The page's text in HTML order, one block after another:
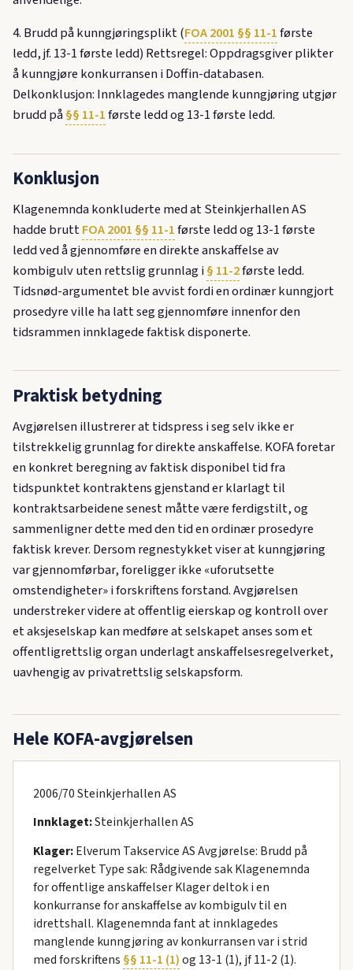
4. Brudd på kunngjøringsplikt (FOA 2001 §§ 11-1første
ledd, jf. 13-1 første ledd) Rettsregel: Oppdragsgiver plikter
å kunngjøre konkurransen i Doffin-databasen.
Delkonklusjon: Innklagedes manglende kunngjøring utgjør
brudd på§§ 11-1første ledd og 13-1 første ledd.
Konklusjon
Klagenemnda konkluderte med at Steinkjerhallen AS
hadde bruttFOA 2001 §§ 11-1første ledd og 13-1 første
ledd ved å gjennomføre en direkte anskaffelse av
kombigulv uten rettslig grunnlag i§ 11-2første ledd.
Tidsnød-argumentet ble avvist fordi en ordinær kunngjort
prosedyre ville ha latt seg gjennomføre innenfor den
tidsrammen innklagede faktisk disponerte.
Praktisk betydning
Avgjørelsen illustrerer at tidspress i seg selv ikke er
tilstrekkelig grunnlag for direkte anskaffelse. KOFA foretar
en konkret beregning av faktisk disponibel tid fra
tidspunktet kontraktens gjenstand er klarlagt til
kontraktsarbeidene senest måtte være ferdigstilt, og
sammenligner dette med den tid en ordinær prosedyre
faktisk krever. Dersom regnestykket viser at kunngjøring
var gjennomførbar, foreligger ikke «uforutsette
omstendigheter» i forskriftens forstand. Avgjørelsen
understreker videre at offentlig eierskap og kontroll over
et aksjeselskap kan medføre at selskapet anses som et
offentligrettslig organ underlagt anskaffelsesregelverket,
uavhengig av privatrettslig selskapsform.
Hele KOFA-avgjørelsen
2006/70 Steinkjerhallen AS
Innklaget:Steinkjerhallen AS
Klager:Elverum Takservice AS Avgjørelse: Brudd på
regelverket Type sak: Rådgivende sak Klagenemnda
for offentlige anskaffelser Klager deltok i en
konkurranse for anskaffelse av kombigulv til en
idrettshall. Klagenemnda fant at innklagedes
manglende kunngjøring av konkurransen var i strid
med forskriftens §§ 11-1 (1)og 13-1 (1), jf 11-2 (1).